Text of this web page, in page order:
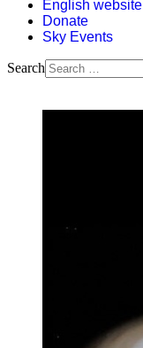
English website
Donate
Sky Events
Search